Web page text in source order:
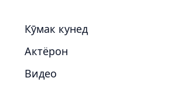
Кӯмак кунед
Актёрон
Видео